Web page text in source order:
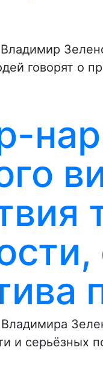
говорят о
и серьёзных